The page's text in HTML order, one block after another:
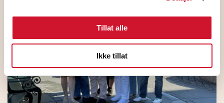
Tillat alle
Ikke tillat